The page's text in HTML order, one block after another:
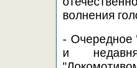
волнения
- Очередное
и